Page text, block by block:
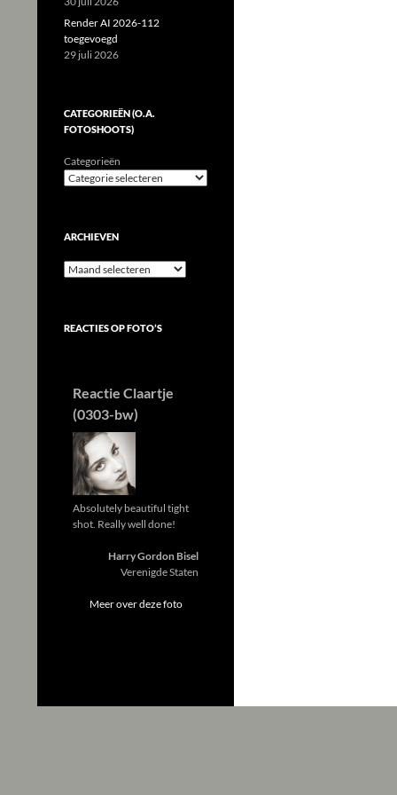
Render AI 2026-112
toegevoegd
29 juli 2026
CATEGORIEËN (O.A.
FOTOSHOOTS)
Categorieën
ARCHIEVEN
Archieven
REACTIES OP FOTO’S
Reactie Claartje
(0303-bw)
Absolutely beautiful tight
shot. Really well done!
Harry Gordon Bisel
Verenigde Staten
Meer over deze foto